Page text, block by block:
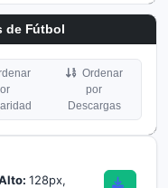
de Fútbol
Ordenar
por
Descargas
128px,